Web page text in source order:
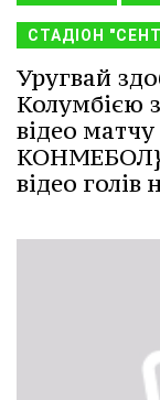
СТАДІОН
Уругвай
Колумбією
відео
КОНМЕБОЛ}
відео